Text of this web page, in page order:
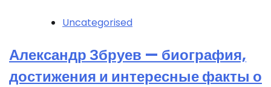
Uncategorised
Александр Збруев — биография,
достижения и интересные факты о